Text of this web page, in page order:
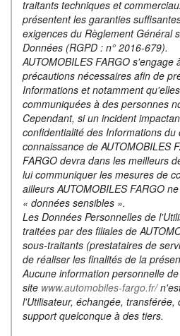
traitants techniques et
présentent les garanties
exigences du Règlement Général
Données (RGPD : n° 2016-679).
AUTOMOBILES FARGO s'engage
précautions nécessaires afin de
Informations et notamment
communiquées à des personnes
Cependant, si un incident
confidentialité des Informations
connaissance de AUTOMOBILES
FARGO devra dans les meilleurs
lui communiquer les mesures de
ailleurs AUTOMOBILES FARGO
« données sensibles ».
Les Données Personnelles de
traitées par des filiales de
sous-traitants (prestataires de
de réaliser les finalités de la
Aucune information personnelle
site www.automobiles-fargo.fr/
l'Utilisateur, échangée,
support quelconque à des tiers.